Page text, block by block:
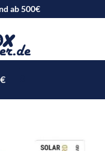
ab 500€
€